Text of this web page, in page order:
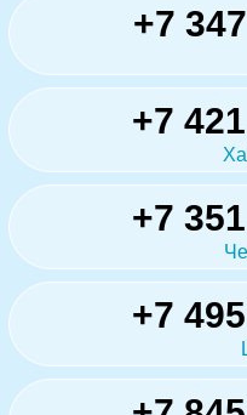
+7
+7
+7
+7